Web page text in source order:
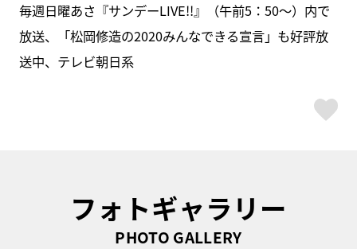
毎週日曜あさ『サンデーLIVE!!』（午前5：50～）内で
放送、「松岡修造の2020みんなできる宣言」も好評放
送中、テレビ朝日系
フォトギャラリー
PHOTO GALLERY